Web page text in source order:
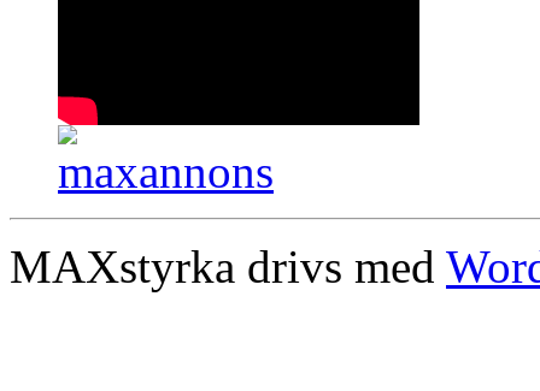
MAXstyrka drivs med